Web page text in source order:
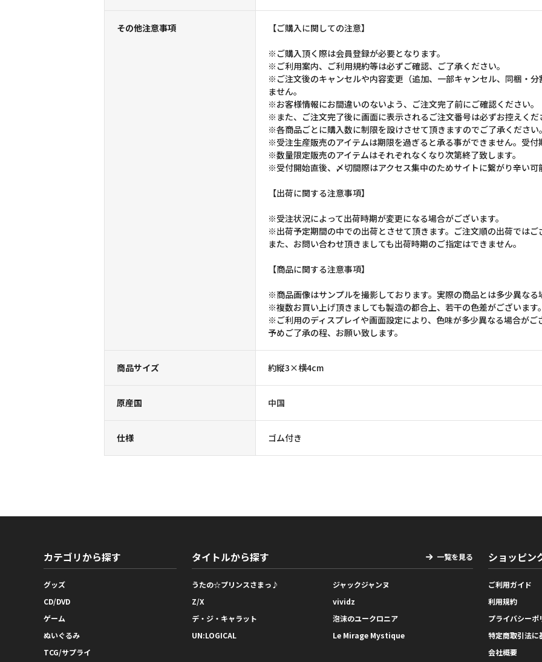
その他注意事項 【ご購入に関しての注意】
※ご購入頂く際は会員登録が必要となります。
※ご利用案内、ご利用規約等は必ずご確認、ご了承ください。
※ご注文後のキャンセルや内容変更（追加、一部キャンセル、同梱・
ません。
※お客様情報にお間違いのないよう、ご注文完了前にご確認ください。
※また、ご注文完了後に画面に表示されるご注文番号は必ずお控えくだ
※各商品ごとに購入数に制限を設けさせて頂きますのでご了承ください。
※受注生産販売のアイテムは期限を過ぎると承る事ができません。受付
※数量限定販売のアイテムはそれぞれなくなり次第終了致します。
※受付開始直後、〆切間際はアクセス集中のためサイトに繋がり辛い可
【出荷に関する注意事項】
※受注状況によって出荷時期が変更になる場合がございます。
※出荷予定期間の中での出荷とさせて頂きます。ご注文順の出荷ではご
また、お問い合わせ頂きましても出荷時期のご指定はできません。
【商品に関する注意事項】
※商品画像はサンプルを撮影しております。実際の商品とは多少異なる
※複数お買い上げ頂きましても製造の都合上、若干の色差がございます。
※ご利用のディスプレイや画面設定により、色味が多少異なる場合がご
予めご了承の程、お願い致します。
商品サイズ 約縦3×横4cm
原産国 中国
仕様 ゴム付き
カテゴリから探す
グッズ
CD/DVD
ゲーム
ぬいぐるみ
TCG/サプライ
タイトルから探す 一覧を見る
うたの☆プリンスさまっ♪
ジャックジャンヌ
Z/X
vividz
デ・ジ・キャラット
泡沫のユークロニア
UN:LOGICAL
Le Mirage Mystique
ショッピン
ご利用ガイド
利用規約
プライバシーポ
特定商取引法に
会社概要